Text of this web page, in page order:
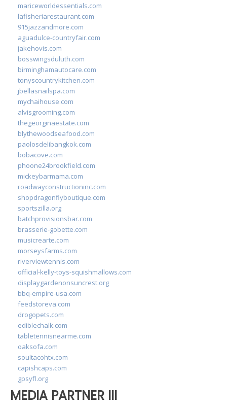
mariceworldessentials.com
lafisheriarestaurant.com
915jazzandmore.com
aguadulce-countryfair.com
jakehovis.com
bosswingsduluth.com
birminghamautocare.com
tonyscountrykitchen.com
jbellasnailspa.com
mychaihouse.com
alvisgrooming.com
thegeorginaestate.com
blythewoodseafood.com
paolosdelibangkok.com
bobacove.com
phoone24brookfield.com
mickeybarmama.com
roadwayconstructioninc.com
shopdragonflyboutique.com
sportszilla.org
batchprovisionsbar.com
brasserie-gobette.com
musicrearte.com
morseysfarms.com
riverviewtennis.com
official-kelly-toys-squishmallows.com
displaygardenonsuncrest.org
bbq-empire-usa.com
feedstoreva.com
drogopets.com
ediblechalk.com
tabletennisnearme.com
oaksofa.com
soultacohtx.com
capishcaps.com
gpsyfl.org
MEDIA PARTNER III